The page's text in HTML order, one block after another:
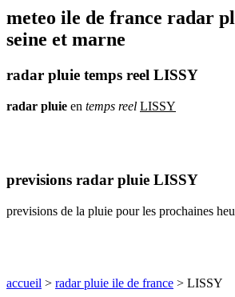
seine
marne
communes
seine
denis
oise
val
meteo ile de france radar
seine et marne
radar pluie temps reel LISSY
radar pluie en temps reel LISSY
previsions radar pluie LISSY
previsions de la pluie pour les prochaines
accueil > radar pluie ile de france > LISSY